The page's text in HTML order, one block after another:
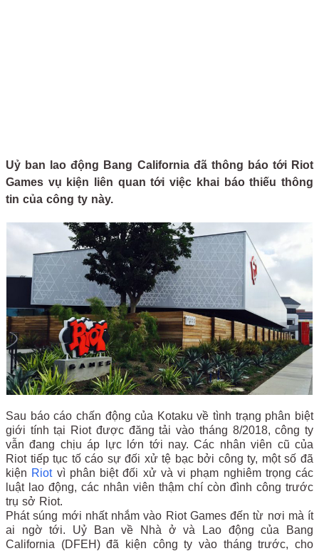
Uỷ ban lao động Bang California đã thông báo tới Riot
Games vụ kiện liên quan tới việc khai báo thiếu thông
tin của công ty này.
Sau báo cáo chấn động của Kotaku về tình trạng phân biệt
giới tính tại Riot được đăng tải vào tháng 8/2018, công ty
vẫn đang chịu áp lực lớn tới nay. Các nhân viên cũ của
Riot tiếp tục tố cáo sự đối xử tệ bạc bởi công ty, một số đã
kiện Riotvì phân biệt đối xử và vi phạm nghiêm trọng các
luật lao động, các nhân viên thậm chí còn đình công trước
trụ sở Riot.
Phát súng mới nhất nhắm vào Riot Games đến từ nơi mà ít
ai ngờ tới. Uỷ Ban về Nhà ở và Lao động của Bang
California (DFEH) đã kiện công ty vào tháng trước, cho